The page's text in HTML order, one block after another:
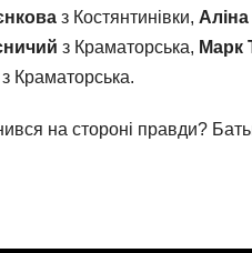
з Костянтинівки,
з Краматорська, Марк
з Краматорська.
на стороні правди?